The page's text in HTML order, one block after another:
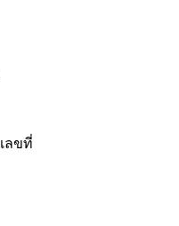
เลขที่